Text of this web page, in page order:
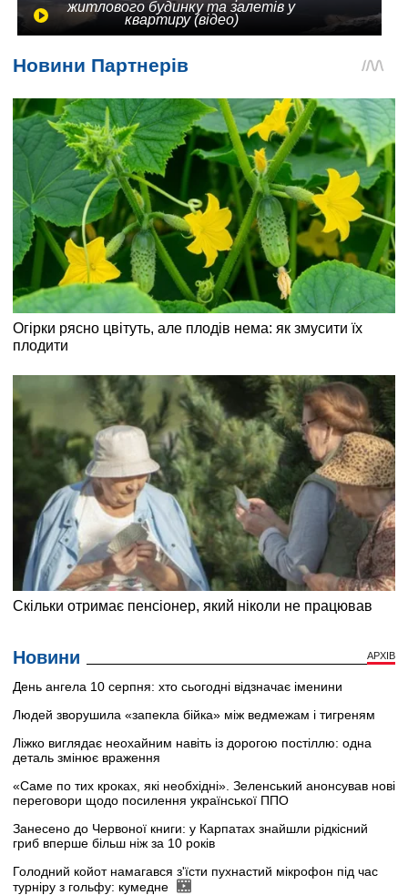
житлового будинку та залетів у
квартиру (відео)
Новини АРХІВ
День ангела 10 серпня: хто сьогодні відзначає іменини
Людей зворушила «запекла бійка» між ведмежам і тигреням
Ліжко виглядає неохайним навіть із дорогою постіллю: одна
деталь змінює враження
«Саме по тих кроках, які необхідні». Зеленський анонсував нові
переговори щодо посилення української ППО
Занесено до Червоної книги: у Карпатах знайшли рідкісний
гриб вперше більш ніж за 10 років
Голодний койот намагався з'їсти пухнастий мікрофон під час
турніру з гольфу: кумедне